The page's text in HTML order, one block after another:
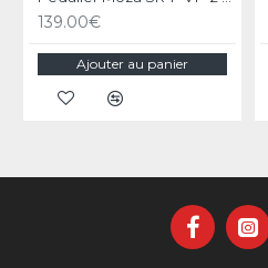
139.00€
Ajouter au panier